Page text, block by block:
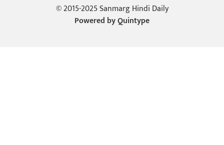
© 2015-2025 Sanmarg Hindi Daily
Powered byQuintype